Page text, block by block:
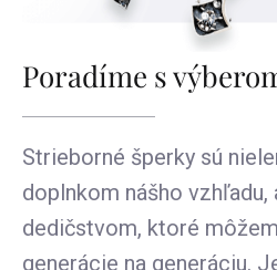
Poradíme s
Strieborné šperky sú
doplnkom nášho
dedičstvom, ktoré
generácie na generáciu.